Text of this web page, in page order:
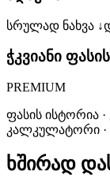
სრულად ნახვა ↓
ჭკვიანი
PREMIUM
ფასის ისტორია
კალკულატორი ·
ხშირად